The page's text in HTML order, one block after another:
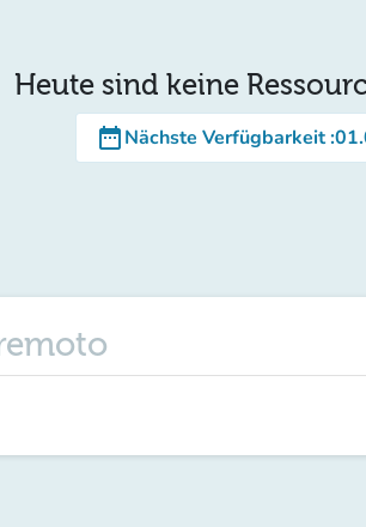
Heute sind keine
date_rangeNächste Verfügbarkeit: